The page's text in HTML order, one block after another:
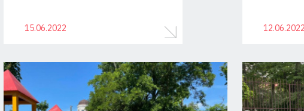
15.06.2022 12.06.2022